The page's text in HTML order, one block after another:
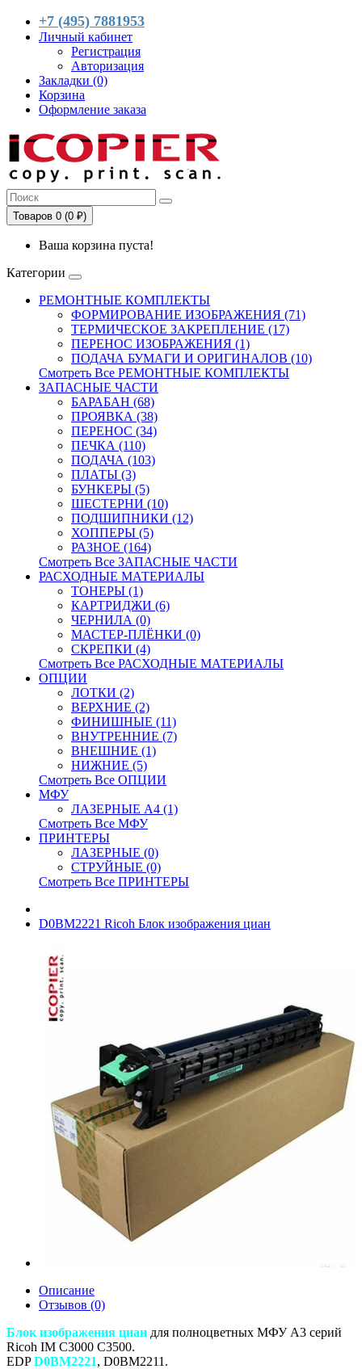
+7 (495) 7881953
Личный кабинет
Регистрация
Авторизация
Закладки (0)
Корзина
Оформление заказа
Товаров 0 (0 ₽)
Ваша корзина пуста!
Категории
РЕМОНТНЫЕ КОМПЛЕКТЫ
ФОРМИРОВАНИЕ ИЗОБРАЖЕНИЯ (71)
ТЕРМИЧЕСКОЕ ЗАКРЕПЛЕНИЕ (17)
ПЕРЕНОС ИЗОБРАЖЕНИЯ (1)
ПОДАЧА БУМАГИ И ОРИГИНАЛОВ (10)
Смотреть Все РЕМОНТНЫЕ КОМПЛЕКТЫ
ЗАПАСНЫЕ ЧАСТИ
БАРАБАН (68)
ПРОЯВКА (38)
ПЕРЕНОС (34)
ПЕЧКА (110)
ПОДАЧА (103)
ПЛАТЫ (3)
БУНКЕРЫ (5)
ШЕСТЕРНИ (10)
ПОДШИПНИКИ (12)
ХОППЕРЫ (5)
РАЗНОЕ (164)
Смотреть Все ЗАПАСНЫЕ ЧАСТИ
РАСХОДНЫЕ МАТЕРИАЛЫ
ТОНЕРЫ (1)
КАРТРИДЖИ (6)
ЧЕРНИЛА (0)
МАСТЕР-ПЛЁНКИ (0)
СКРЕПКИ (4)
Смотреть Все РАСХОДНЫЕ МАТЕРИАЛЫ
ОПЦИИ
ЛОТКИ (2)
ВЕРХНИЕ (2)
ФИНИШНЫЕ (11)
ВНУТРЕННИЕ (7)
ВНЕШНИЕ (1)
НИЖНИЕ (5)
Смотреть Все ОПЦИИ
МФУ
ЛАЗЕРНЫЕ A4 (1)
Смотреть Все МФУ
ПРИНТЕРЫ
ЛАЗЕРНЫЕ (0)
СТРУЙНЫЕ (0)
Смотреть Все ПРИНТЕРЫ
D0BM2221 Ricoh Блок изображения циан
Описание
Отзывов (0)
Блок изображения циан для полноцветных МФУ A3 серий
Ricoh IM C3000 С3500.
EDPD0BM2221, D0BM2211.